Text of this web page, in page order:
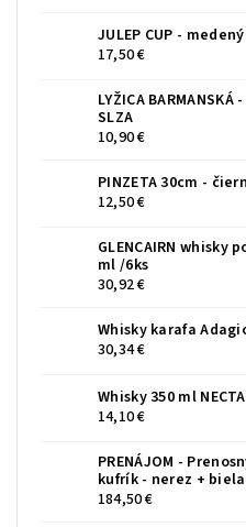
JULEP CUP -
17,50 €
LYŽICA BARMANSKÁ
SLZA
10,90 €
PINZETA 30cm -
12,50 €
GLENCAIRN whisky
ml /6ks
30,92 €
Whisky karafa
30,34 €
Whisky 350 ml
14,10 €
PRENÁJOM -
kufrík - nerez +
184,50 €